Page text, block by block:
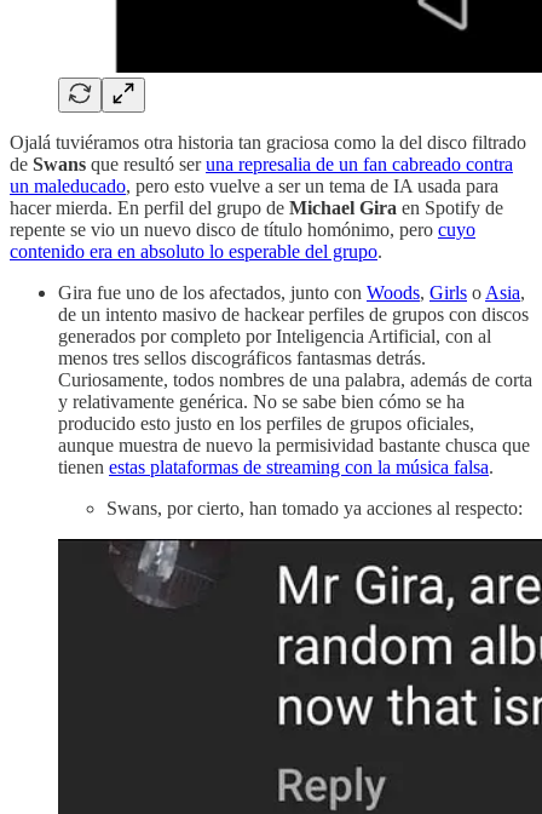
Ojalá tuviéramos otra historia tan graciosa como la del disco filtrado
de Swans que resultó seruna represalia de un fan cabreado contra
un maleducado, pero esto vuelve a ser un tema de IA usada para
hacer mierda. En perfil del grupo de Michael Gira en Spotify de
repente se vio un nuevo disco de título homónimo, pero cuyo
contenido era en absoluto lo esperable del grupo.
Gira fue uno de los afectados, junto con Woods, Girls o Asia,
de un intento masivo de hackear perfiles de grupos con discos
generados por completo por Inteligencia Artificial, con al
menos tres sellos discográficos fantasmas detrás.
Curiosamente, todos nombres de una palabra, además de corta
y relativamente genérica. No se sabe bien cómo se ha
producido esto justo en los perfiles de grupos oficiales,
aunque muestra de nuevo la permisividad bastante chusca que
tienen estas plataformas de streaming con la música falsa.
Swans, por cierto, han tomado ya acciones al respecto: